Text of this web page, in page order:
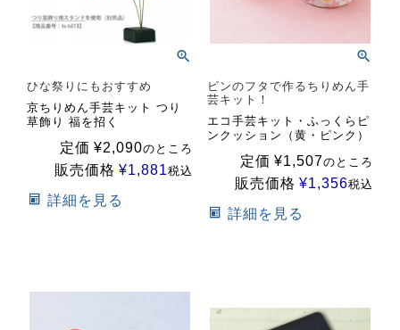
ひな祭りにもおすすめ
京ちりめん手芸キット つり
草飾り 福を招く
定価 ¥2,090のところ
販売価格 ¥1,881税込
詳細を見る
ビンのフタで作るちりめん手
芸キット！
エコ手芸キット・ふっくらピ
ンクッション（黄・ピンク）
定価 ¥1,507のところ
販売価格 ¥1,356税込
詳細を見る